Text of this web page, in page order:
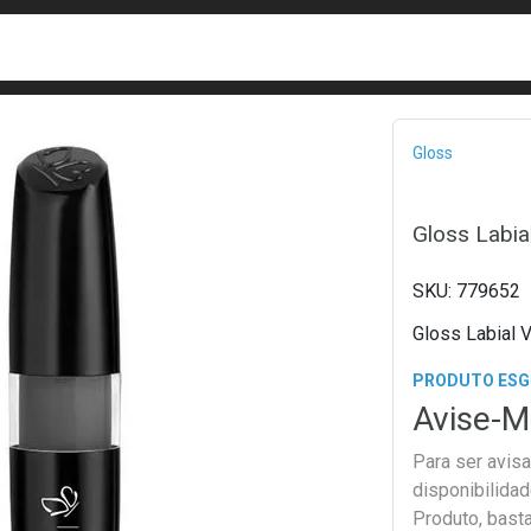
Gloss
Gloss
779652
Gloss Labial
PRODUTO
Avise-
Para ser
Produto,